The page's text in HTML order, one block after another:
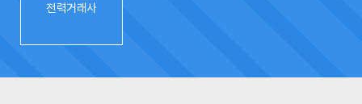
전력거래사